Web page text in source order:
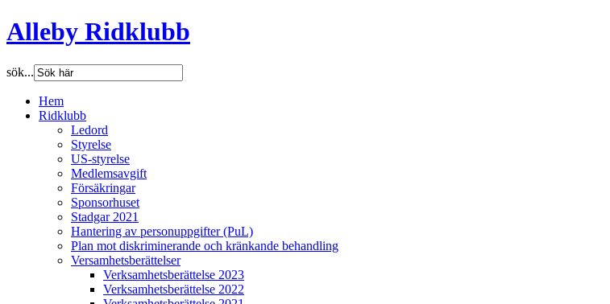
Alleby Ridklubb
sök...
Hem
Ridklubb
Ledord
Styrelse
US-styrelse
Medlemsavgift
Försäkringar
Sponsorhuset
Stadgar 2021
Hantering av personuppgifter (PuL)
Plan mot diskriminerande och kränkande behandling
Versamhetsberättelser
Verksamhetsberättelse 2023
Verksamhetsberättelse 2022